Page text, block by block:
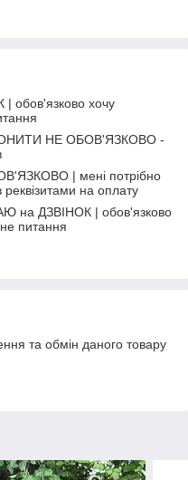
обов'язково хочу
НЕ ОБОВ'ЯЗКОВО -
| мені потрібно
на оплату
на ДЗВІНОК | обов'язково
питання
та обмін даного товару